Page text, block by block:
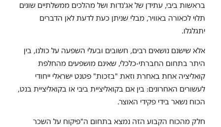
בראשות ביבי, עתידן של אג'נדות ושל מהלכים ממשלתיים שונים
תלוי לכאורה באוויר, מבלי שניתן כעת לדעת לאן הדברים
יתגלגלו.
אלא שישנם נושאים רבים, חשובים ובעלי השפעה על כולנו, בין
היתר בתחום החברתי-כלכלי, שאינם מושפעים מהחלפת
קואליציה אחת באחרת וזאת "בזכות" פטנט ישראלי ייחודי
לעשורים האחרונים: בין אם בקואליציית ביבי או בקואליציית בנט,
הכוח נשאר בידי פקידי האוצר.
חלק מהכוח הקבוע הזה נמצא בתחום ה"פיקוח על השכר